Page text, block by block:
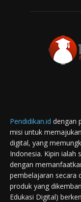
Pendidikan.id dengan
misi untuk
digital, yang
Indonesia. Kipin ialah
dengan
pembelajaran secara
produk yang
Edukasi Digital)